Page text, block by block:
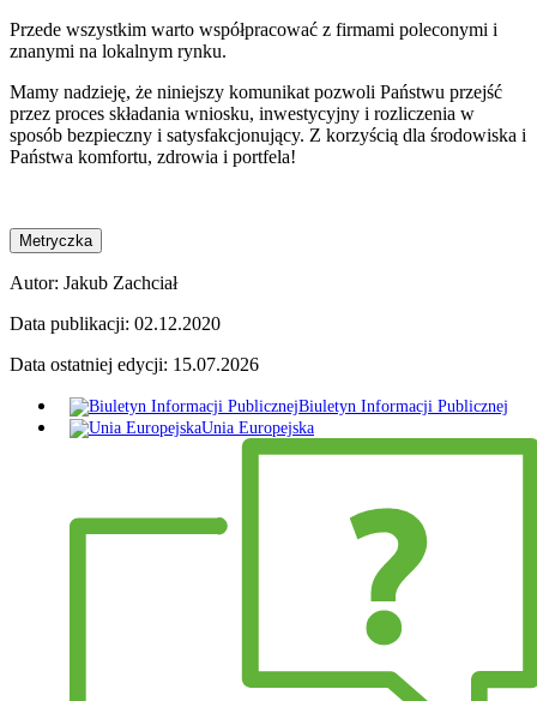
Przede wszystkim warto współpracować z firmami poleconymi i
znanymi na lokalnym rynku.
Mamy nadzieję, że niniejszy komunikat pozwoli Państwu przejść
przez proces składania wniosku, inwestycyjny i rozliczenia w
sposób bezpieczny i satysfakcjonujący. Z korzyścią dla środowiska i
Państwa komfortu, zdrowia i portfela!
Metryczka
Autor: Jakub Zachciał
Data publikacji: 02.12.2020
Data ostatniej edycji: 15.07.2026
Biuletyn Informacji Publicznej
Unia Europejska